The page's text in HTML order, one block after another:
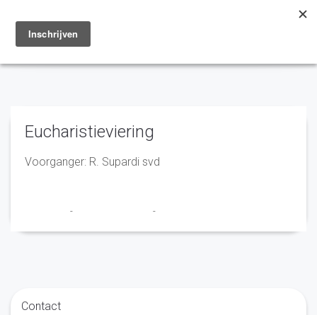
Toggle
navigation
Eucharistieviering
Voorganger: R. Supardi svd
- -
Contact